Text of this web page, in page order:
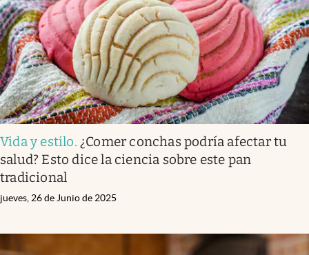
Vida y estilo. ¿Comer conchas podría afectar tu
salud? Esto dice la ciencia sobre este pan
tradicional
jueves, 26 de Junio de 2025